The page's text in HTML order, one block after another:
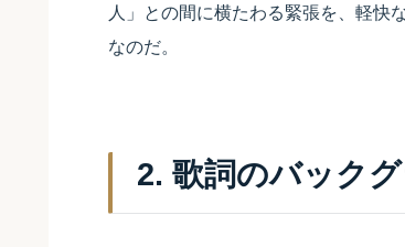
人」との間に横たわる緊張を、軽快
なのだ。
2. 歌詞のバック